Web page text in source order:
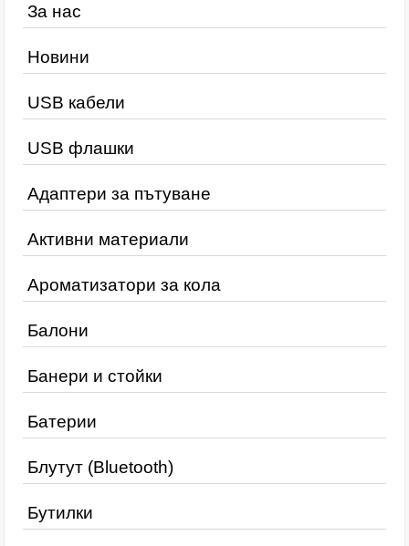
За нас
Новини
USB кабели
USB флашки
Адаптери за пътуване
Активни материали
Ароматизатори за кола
Балони
Банери и стойки
Батерии
Блутут (Bluetooth)
Бутилки